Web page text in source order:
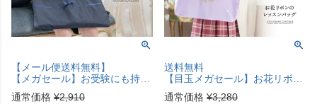
【メール便送料無料】
【メガセール】お受験にも持てる手提げ！ シンプル清楚な濃紺上質絵本バッグ YUP12《メール便優先商品》
通常価格 ¥2,910
送料無料
【目玉メガセール】お花リボンのレッスンバッグ 絵本バッグ 図書バッグ 布バッグ キッズ レディース 紫 水色 ピンク 黒 紺 キャサリンコテージ TAK
通常価格 ¥3,280